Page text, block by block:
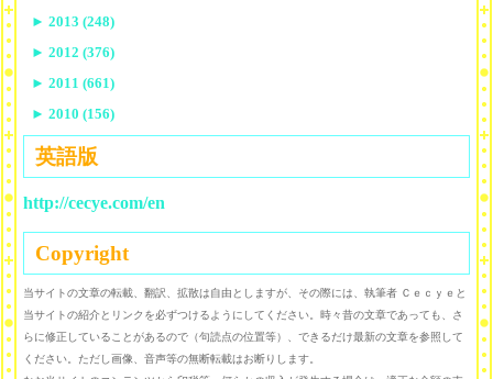
► 2013 (248)
► 2012 (376)
► 2011 (661)
► 2010 (156)
英語版
http://cecye.com/en
Copyright
当サイトの文章の転載、翻訳、拡散は自由としますが、その際には、執筆者 Ｃｅｃｙｅと
当サイトの紹介とリンクを必ずつけるようにしてください。時々昔の文章であっても、さ
らに修正していることがあるので（句読点の位置等）、できるだけ最新の文章を参照して
ください。ただし画像、音声等の無断転載はお断りします。